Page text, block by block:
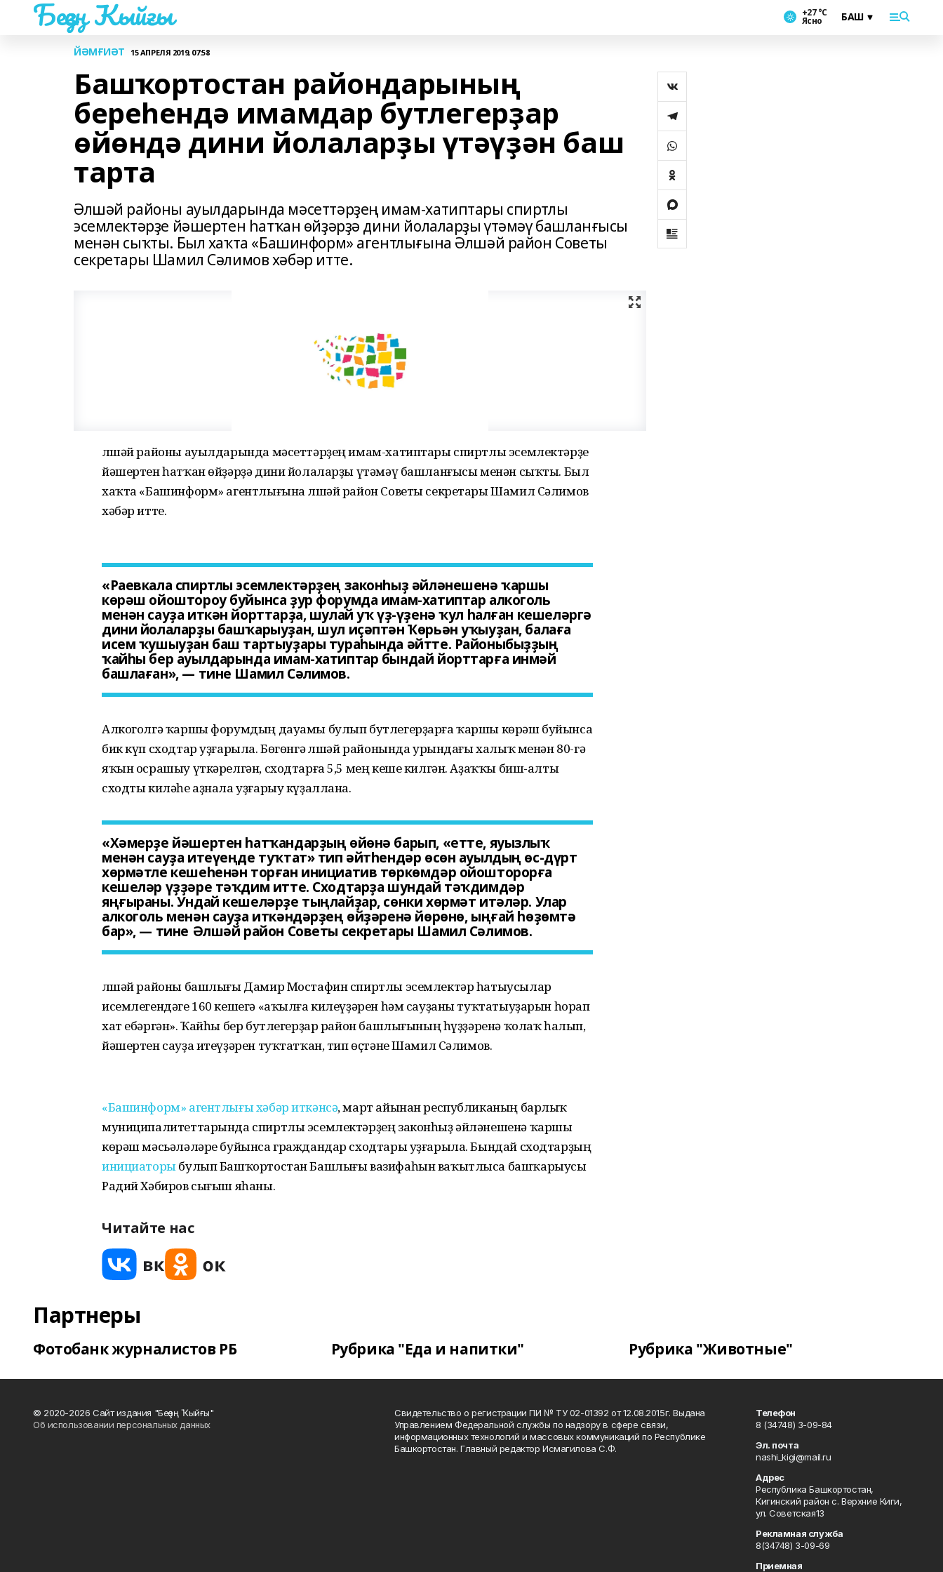
Беҙҙең Ҡыйғы +27 °С
Ясно
ЙӘМҒИӘТ 15 АПРЕЛЯ 2019, 07:58
Башҡортостан райондарының
береһендә имамдар бутлегерҙар
өйөндә дини йолаларҙы үтәүҙән баш
тарта
Әлшәй районы ауылдарында мәсеттәрҙең имам-хатиптары спиртлы
эсемлектәрҙе йәшертен һатҡан өйҙәрҙә дини йолаларҙы үтәмәү башланғысы
менән сыҡты. Был хаҡта «Башинформ» агентлығына Әлшәй район Советы
секретары Шамил Сәлимов хәбәр итте.
Әлшәй районы ауылдарында мәсеттәрҙең имам-хатиптары спиртлы эсемлектәрҙе
йәшертен һатҡан өйҙәрҙә дини йолаларҙы үтәмәү башланғысы менән сыҡты. Был
хаҡта «Башинформ» агентлығына Әлшәй район Советы секретары Шамил Сәлимов
хәбәр итте.
«Раевкала спиртлы эсемлектәрҙең законһыҙ әйләнешенә ҡаршы
көрәш ойоштороу буйынса ҙур форумда имам-хатиптар алкоголь
менән сауҙа иткән йорттарҙа, шулай уҡ үҙ-үҙенә ҡул һалған кешеләргә
дини йолаларҙы башҡарыуҙан, шул иҫәптән Ҡөрьән уҡыуҙан, балаға
исем ҡушыуҙан баш тартыуҙары тураһында әйтте. Районыбыҙҙың
ҡайһы бер ауылдарында имам-хатиптар бындай йорттарға инмәй
башлаған», — тине Шамил Сәлимов.
Алкоголгә ҡаршы форумдың дауамы булып бутлегерҙарға ҡаршы көрәш буйынса
бик күп сходтар уҙғарыла. Бөгөнгә Әлшәй районында урындағы халыҡ менән 80-гә
яҡын осрашыу үткәрелгән, сходтарға 5,5 мең кеше килгән. Аҙаҡҡы биш-алты
сходты киләһе аҙнала уҙғарыу күҙаллана.
«Хәмерҙе йәшертен һатҡандарҙың өйөнә барып, «етте, яуызлыҡ
менән сауҙа итеүеңде туҡтат» тип әйтһендәр өсөн ауылдың өс-дүрт
хөрмәтле кешеһенән торған инициатив төркөмдәр ойошторорға
кешеләр үҙҙәре тәҡдим итте. Сходтарҙа шундай тәҡдимдәр
яңғыраны. Ундай кешеләрҙе тыңлайҙар, сөнки хөрмәт итәләр. Улар
алкоголь менән сауҙа иткәндәрҙең өйҙәренә йөрөнө, ыңғай һөҙөмтә
бар», — тине Әлшәй район Советы секретары Шамил Сәлимов.
Әлшәй районы башлығы Дамир Мостафин спиртлы эсемлектәр һатыусылар
исемлегендәге 160 кешегә «аҡылға килеүҙәрен һәм сауҙаны туҡтатыуҙарын һорап
хат ебәргән». Ҡайһы бер бутлегерҙар район башлығының һүҙҙәренә ҡолаҡ һалып,
йәшертен сауҙа итеүҙәрен туҡтатҡан, тип өҫтәне Шамил Сәлимов.
«Башинформ» агентлығы хәбәр иткәнсә, март айынан республиканың барлыҡ
муниципалитеттарында спиртлы эсемлектәрҙең законһыҙ әйләнешенә ҡаршы
көрәш мәсьәләләре буйынса граждандар сходтары уҙғарыла. Бындай сходтарҙың
инициаторыбулып Башҡортостан Башлығы вазифаһын ваҡытлыса башҡарыусы
Радий Хәбиров сығыш яһаны.
Читайте нас
Партнеры
Фотобанк журналистов РБ Рубрика "Еда и напитки" Рубрика "Животные"
© 2020-2026 Сайт издания "Беҙҙең Ҡыйғы"
Об использовании персональных данных
Свидетельство о регистрации ПИ № ТУ 02-01392 от 12.08.2015г. Выдана
Управлением Федеральной службы по надзору в сфере связи,
информационных технологий и массовых коммуникаций по Республике
Башкортостан. Главный редактор Исмагилова С.Ф.
Телефон
8 (34748) 3-09-84
Эл. почта
nashi_kigi@mail.ru
Адрес
Республика Башкортостан,
Кигинский район с. Верхние Киги,
ул. Советская13
Рекламная служба
8(34748) 3-09-69
Приемная